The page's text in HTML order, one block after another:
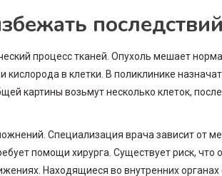
последствий
процесс тканей. Опухоль мешает
в клетки. В поликлинике
картины возьмут несколько клеток,
Специализация врача зависит от
помощи хирурга. Существует риск, что
Находящиеся во внутренних органах